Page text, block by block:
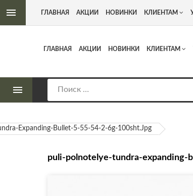
оружия Адрес: г. Москва, Люберцы,
ГЛАВНАЯ АКЦИИ НОВИНКИ КЛИЕНТАМ
ГЛАВНАЯ АКЦИИ НОВИНКИ КЛИЕНТАМ
Expanding-Bullet-5-55-54-2-6g-100sht.jpg
puli-polnotelye-tundra-expanding-